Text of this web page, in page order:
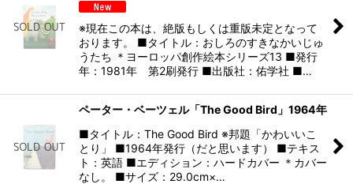
※現在この本は、絶版もしくは重版未定となって
おります。 ■タイトル：おしろのすきなかいじゅ
うたち ＊ヨーロッパ創作絵本シリーズ13 ■発行
年：1981年 第2刷発行 ■出版社：佑学社 ■…
ペーター・ベーツェル「The Good Bird」1964年
■タイトル：The Good Bird ※邦題「かわいいこ
とり」 ■1964年発行（だと思います） ■テキス
ト：英語 ■エディション：ハードカバー ＊カバー
なし。 ■サイズ：29.0cm×…